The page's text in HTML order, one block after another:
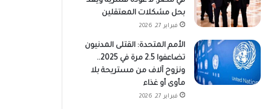
بحل مشكلات المعتقلين
فبراير 27, 2026
الأمم المتحدة: القتلى المدنيون
تضاعفوا 2.5 مرة في 2025..
ونزوح آلاف من مستريحة بلا
مأوى أو غذاء
فبراير 27, 2026